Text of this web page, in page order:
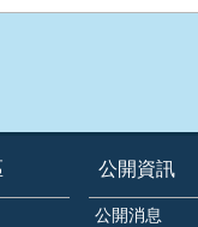
公開資訊
公開消息